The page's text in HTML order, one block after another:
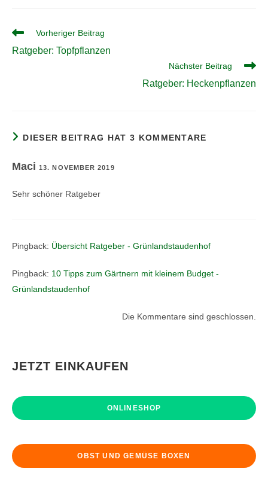
Weitere
ansehen
Vorheriger Beitrag
Ratgeber: Topfpflanzen
Nächster Beitrag
Ratgeber: Heckenpflanzen
DIESER BEITRAG HAT 3 KOMMENTARE
Maci 13. NOVEMBER 2019
Sehr schöner Ratgeber
Pingback: Übersicht Ratgeber - Grünlandstaudenhof
Pingback: 10 Tipps zum Gärtnern mit kleinem Budget -
Grünlandstaudenhof
Die Kommentare sind geschlossen.
JETZT EINKAUFEN
ONLINESHOP
OBST UND GEMÜSE BOXEN